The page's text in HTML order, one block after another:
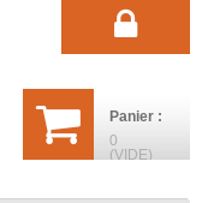
Panier :
0
(VIDE)